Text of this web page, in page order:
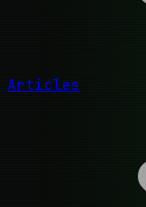
Articles